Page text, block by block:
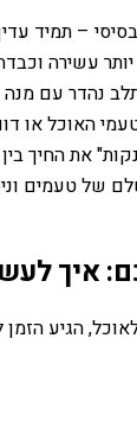
– תמיד
עשירה
נהדר עם מנה
האוכל או
את
של טעמים
איך
הגיע